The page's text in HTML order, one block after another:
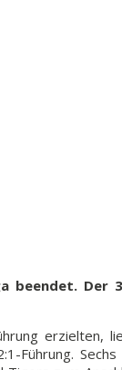
beendet.
erzielten,
Führung.